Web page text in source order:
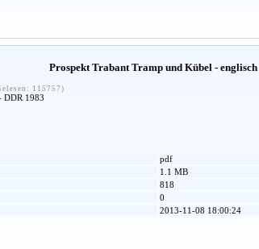
Prospekt Trabant Tramp und Kübel - englisch
115757)
DDR 1983
pdf
1.1 MB
818
0
2013-11-08 18:00:24